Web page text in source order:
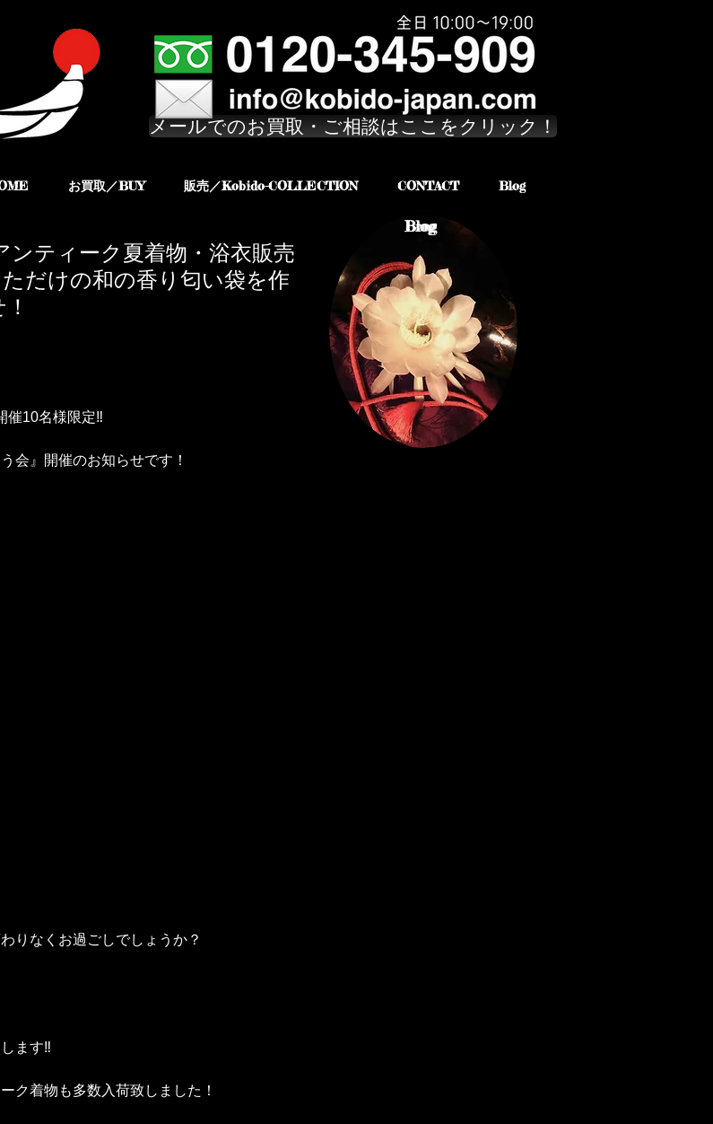
お買取／BUY 販売／Kobido-COLLECTION CONTACT Blog
メールでのお買取・ご相談はここをクリック！
ンティーク夏着物・浴衣販売
だけの和の香り匂い袋を作
催10名様限定‼️
会』開催のお知らせです！
りなくお過ごしでしょうか？
ます‼️
ク着物も多数入荷致しました！
Brog
Blog